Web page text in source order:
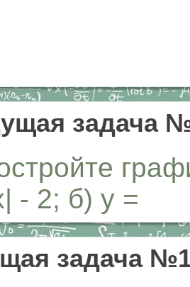
задача
- 2; б) у =
задача